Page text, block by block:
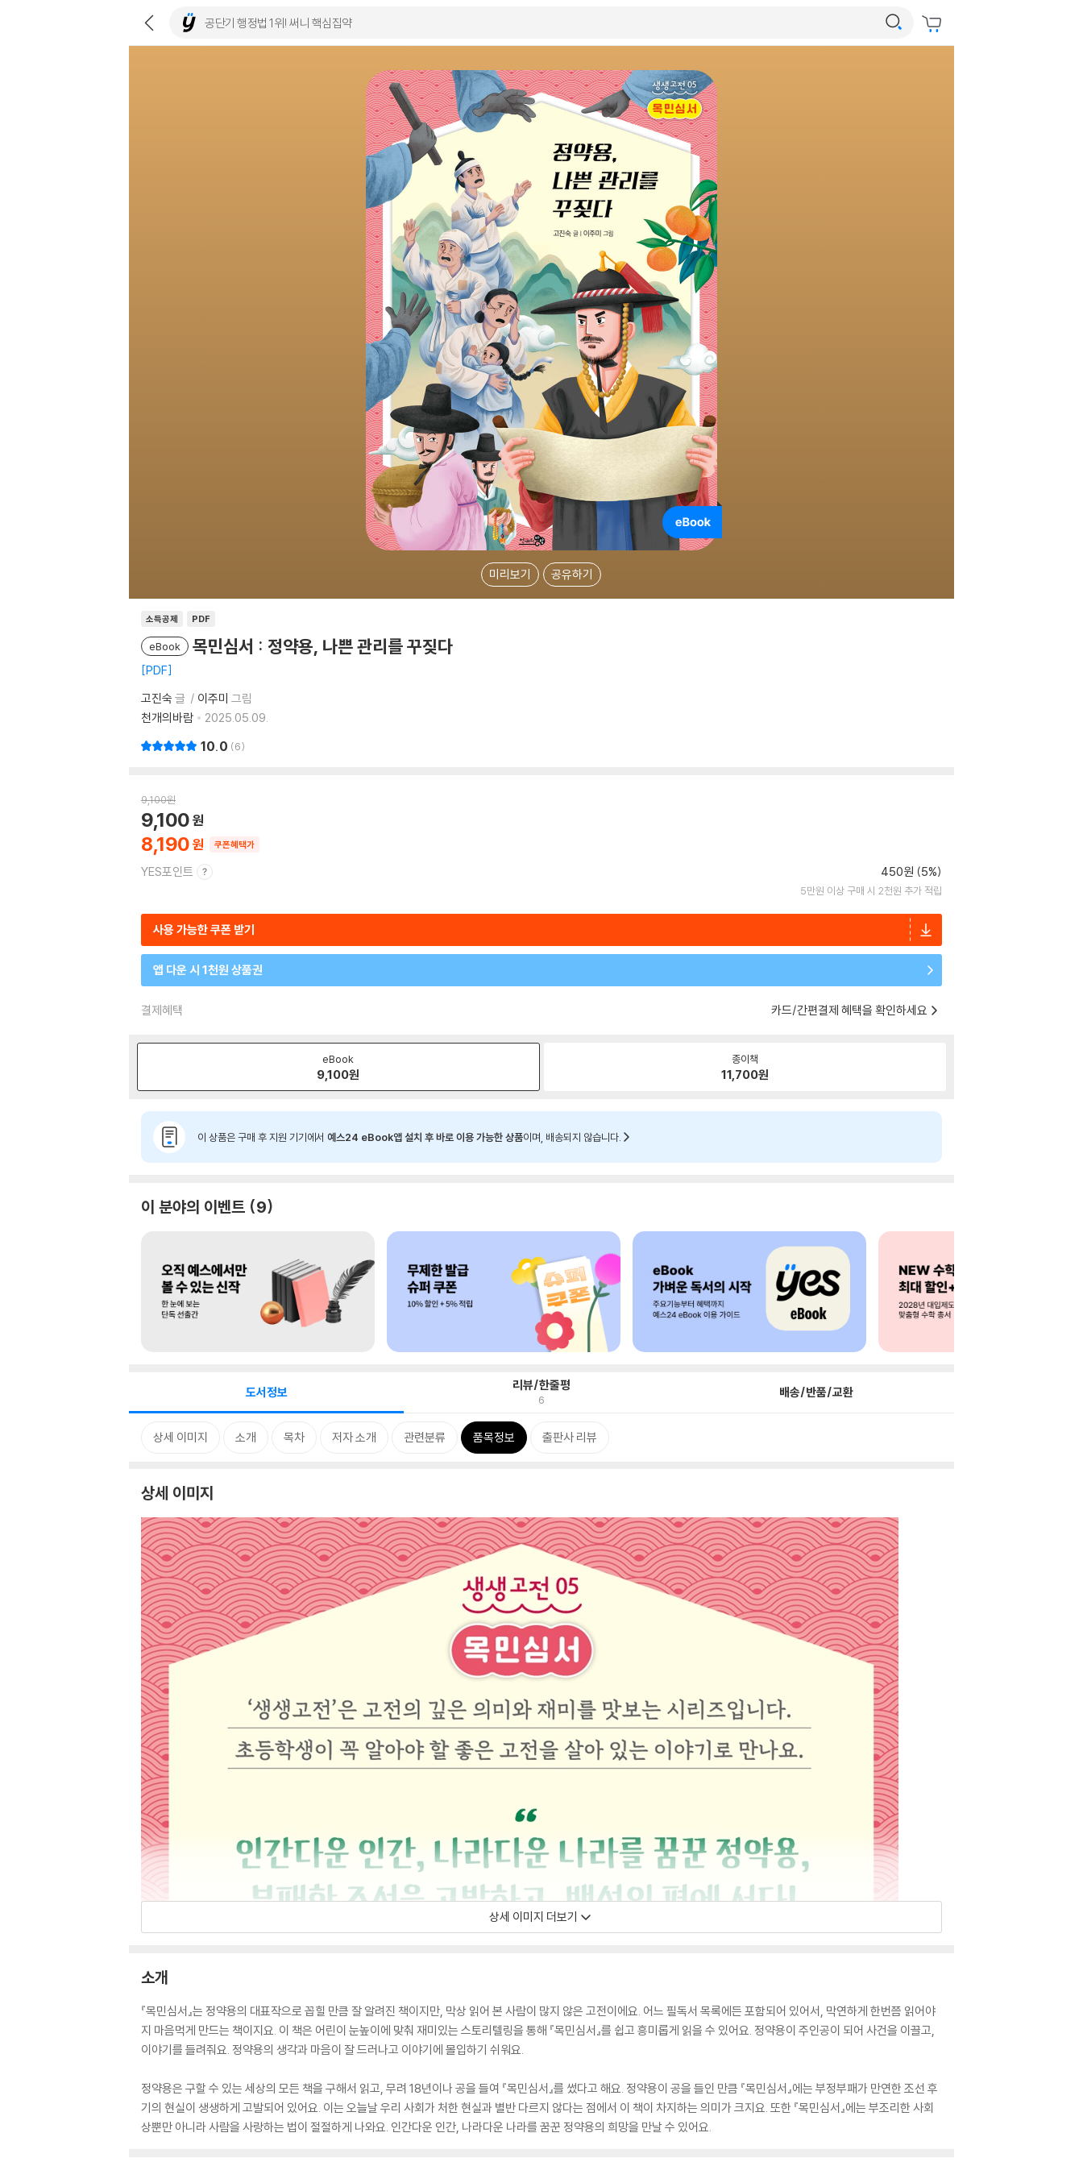
미리보기 공유하기
소득공제 PDF
eBook 목민심서 : 정약용, 나쁜 관리를 꾸짖다
PDF
고진숙 글 이주미 그림
천개의바람
2025.05.09.
10.0 6
9,100원
8,190
9,100
쿠폰혜택가
YES포인트 450원 (5%)
5만원 이상 구매 시 2천원 추가 적립
사용 가능한 쿠폰 받기
앱 다운 시 1천원 상품권
결제혜택 카드/간편결제 혜택을 확인하세요
eBook
9,100원
종이책
11,700원
이 상품은 구매 후 지원 기기에서 예스24 eBook앱 설치 후 바로 이용 가능한 상품이며, 배송되지 않습니다.
이 분야의 이벤트 9
도서정보 리뷰/한줄평
6 배송/반품/교환
상세 이미지 소개 목차 저자 소개 관련분류 품목정보 출판사 리뷰
상세 이미지
상세 이미지 더보기
소개
『목민심서』는 정약용의 대표작으로 꼽힐 만큼 잘 알려진 책이지만, 막상 읽어 본 사람이 많지 않은 고전이에요. 어느 필독서 목록에든 포함되어 있어서, 막연하게 한번쯤 읽어야
지 마음먹게 만드는 책이지요. 이 책은 어린이 눈높이에 맞춰 재미있는 스토리텔링을 통해 『목민심서』를 쉽고 흥미롭게 읽을 수 있어요. 정약용이 주인공이 되어 사건을 이끌고,
이야기를 들려줘요. 정약용의 생각과 마음이 잘 드러나고 이야기에 몰입하기 쉬워요.
정약용은 구할 수 있는 세상의 모든 책을 구해서 읽고, 무려 18년이나 공을 들여 『목민심서』를 썼다고 해요. 정약용이 공을 들인 만큼 『목민심서』에는 부정부패가 만연한 조선 후
기의 현실이 생생하게 고발되어 있어요. 이는 오늘날 우리 사회가 처한 현실과 별반 다르지 않다는 점에서 이 책이 차지하는 의미가 크지요. 또한 『목민심서』에는 부조리한 사회
상뿐만 아니라 사람을 사랑하는 법이 절절하게 나와요. 인간다운 인간, 나라다운 나라를 꿈꾼 정약용의 희망을 만날 수 있어요.